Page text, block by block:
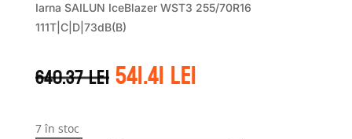
Iarna SAILUN IceBlazer WST3 255/70R16
111T|C|D|73dB(B)
640.37leiPrețul
inițial
541.41leiPrețul
curent
7 în stoc